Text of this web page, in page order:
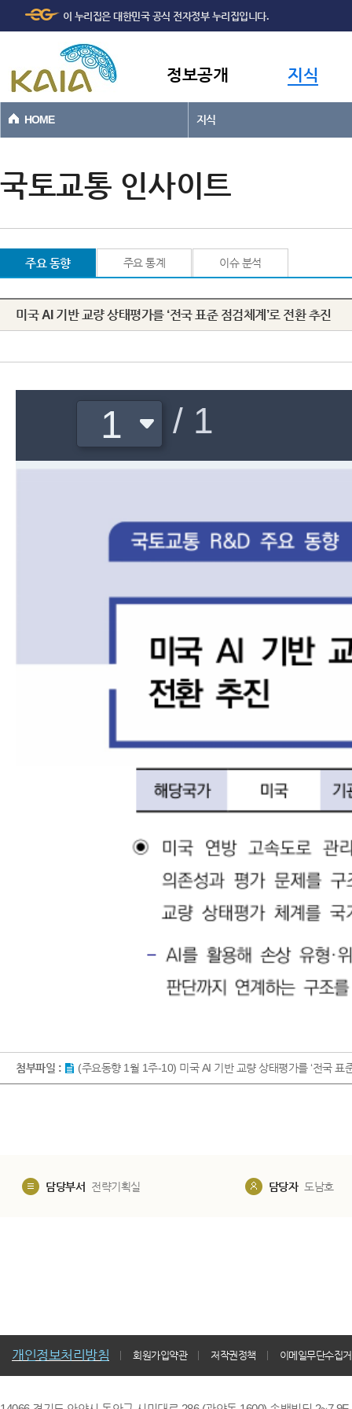
본문바로가기
이 누리집은 대한민국 공식 전자정부 누리집입니다.
정보공개 지식
HOME 지식
국토교통 인사이트
주요 동향 주요 통계 이슈 분석
미국 AI 기반 교량 상태평가를 ‘전국 표준 점검체계’로 전환 추진
첨부파일 : (주요동향 1월 1주-10) 미국 AI 기반 교량 상태평가를 ‘전국 표
담당부서 전략기획실 담당자 도남호
개인정보처리방침 회원가입약관 저작권정책 이메일무단수집